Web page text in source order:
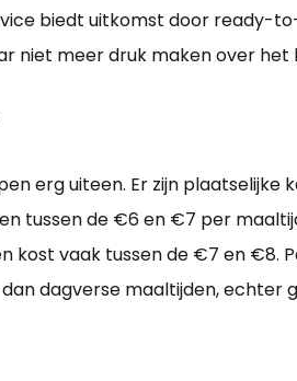
biedt uitkomst door ready-
niet meer druk maken over het
erg uiteen. Er zijn
tussen de €6 en €7 per
kost vaak tussen de €7 en €8.
dagverse maaltijden,